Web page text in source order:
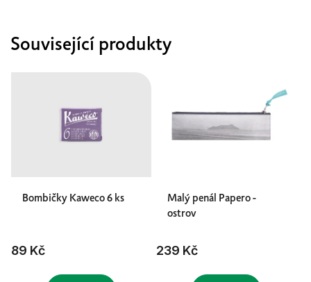
Související produkty
Bombičky Kaweco 6 ks
89 Kč
Malý penál Papero -
ostrov
239 Kč